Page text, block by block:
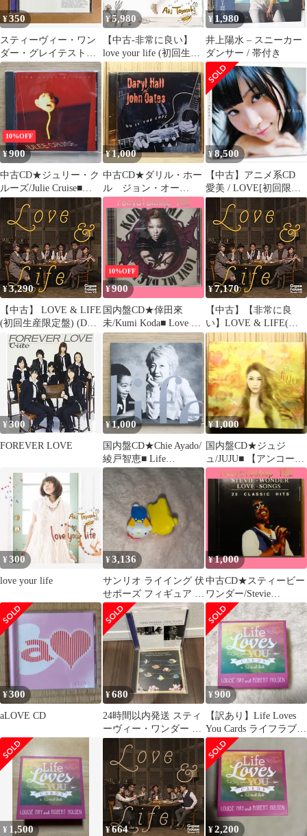
¥350
スティーヴィー・ワン
ダー・グレイテスト・
ヒッツ
¥5,980
【中古-非常に良い】
love your life (初回生産
限定盤) (DVD付)
¥ 1,980
井上陽水 – スニーカー
ダンサー / 帯付き
10%OFF
¥900
中古CD★ジュリー・ク
ルーズ/Julie Cruise■
Voice of Love
【9453902/00936245390
25】F24294
¥1,000
中古CD★ダリル・ホー
ル ジョン・オー
ツ/Daryl Hall & John
Oates■ Do It For Love
【/0826948010020】
X77039
¥8,500
【中古】アニメ系CD
愛美 / LOVE[初回限定
盤]
¥3,290
【中古】 LOVE & LIFE
(初回生産限定盤) (DVD
付)
10%OFF
¥900
国内盤CD★倖田來
未/Kumi Koda■ Love Me
Back(DVD付)【ドラマ
「謎解きはディナーの
あとで」OP曲】
【RZCD59026/49880645
90261】C24201
¥7,170
【中古】【非常に良
い】LOVE & LIFE(初
回生産限定盤)(DVD付)
ggw725x
¥300
FOREVER LOVE
¥1,000
国内盤CD★Chie Ayado/
綾戸智恵■ Life
【EWCD0011/45359260
00545】N22276
¥ 1,000
国内盤CD★ジュジ
ュ/JUJU■ 【アンコール
プレス】JUJU(初回生産
限定盤)
【AICL2090/454740300
9262】S52991
¥300
love your life
¥3,136
サンリオ ライイング 伏
せポーズ フィギュア ハ
ローキティ ポムポムプ
リン まとめ
¥1,000
中古CD★スティービー
ワンダー/Stevie
Wonder■ LOVE SONGS
20 CLASSIC HIT
【5300372/07314530037
29】R71916
¥300
aLOVE CD
¥680
24時間以内発送 スティ
ーヴィー・ワンダー ベ
ストアルバムセット
¥900
【訳あり】Life Loves
You Cards ライフラブズ
ユー52枚セット
¥ 1,500 ¥664 ¥2,200